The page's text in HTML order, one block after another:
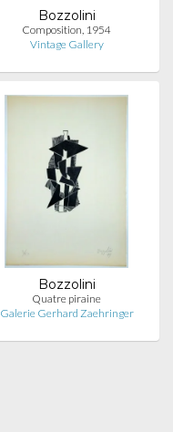
Bozzolini
Composition, 1954
Vintage Gallery
Bozzolini
Quatre piraine
Galerie Gerhard Zaehringer